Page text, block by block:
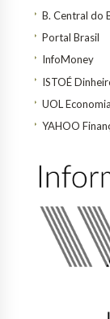
B. Central do
Portal Brasil
InfoMoney
ISTOÉ
UOL Economia
YAHOO